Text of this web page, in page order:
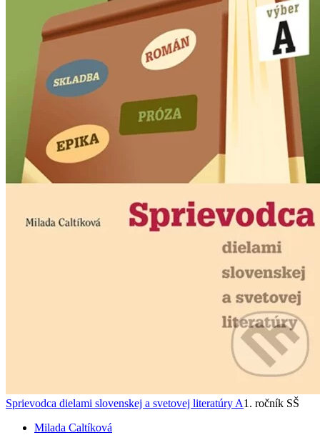
Sprievodca dielami slovenskej a svetovej literatúry A1. ročník SŠ
Milada Caltíková